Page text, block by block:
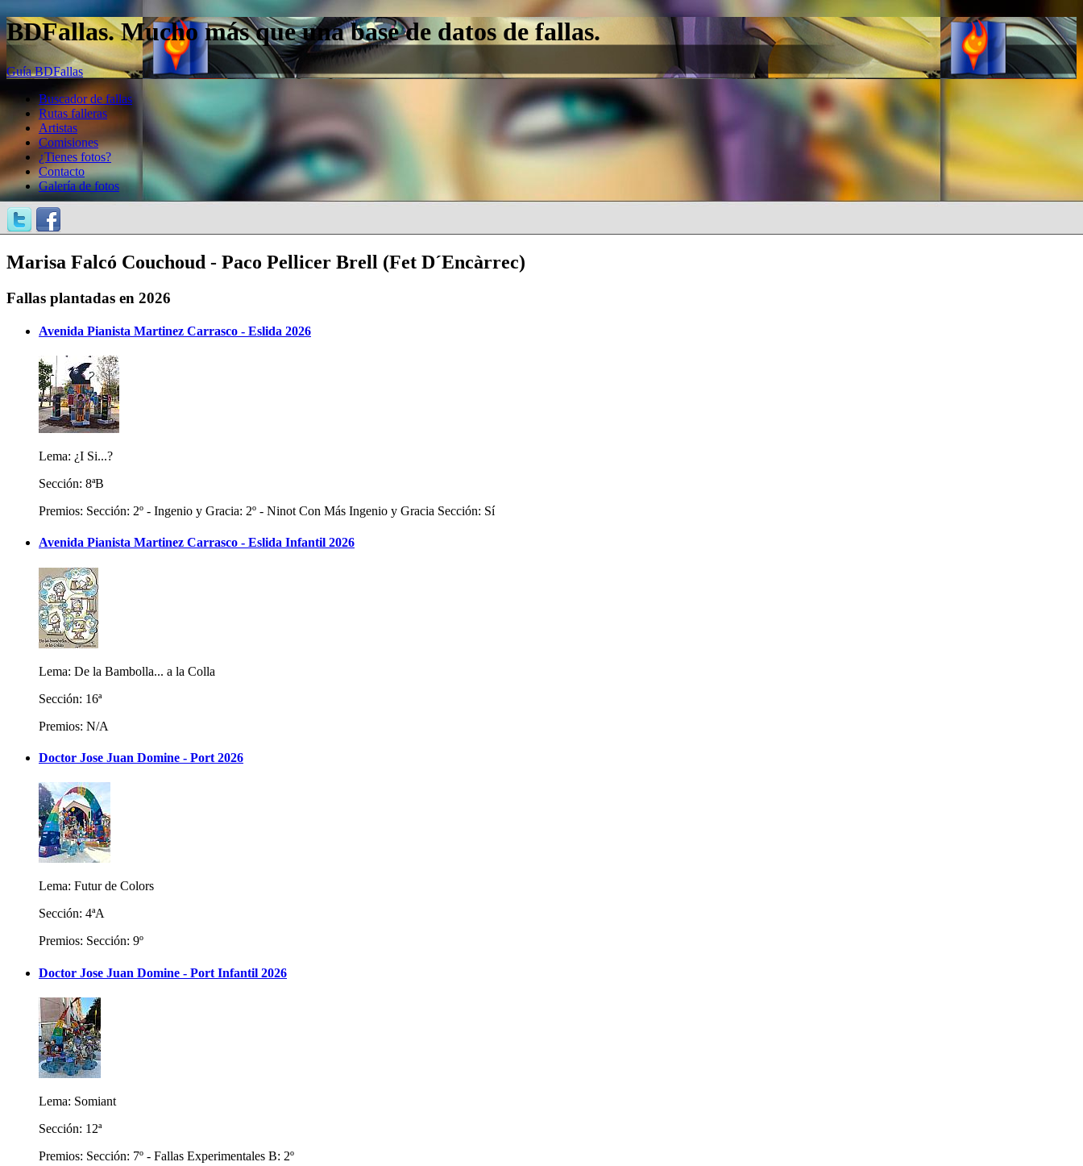
BDFallas. Mucho más que una base de datos de fallas.
Guía BDFallas
Buscador de fallas
Rutas falleras
Artistas
Comisiones
¿Tienes fotos?
Contacto
Galería de fotos
Marisa Falcó Couchoud - Paco Pellicer Brell (Fet D´Encàrrec)
Fallas plantadas en 2026
Avenida Pianista Martinez Carrasco - Eslida 2026
Lema: ¿I Si...?
Sección: 8ªB
Premios: Sección: 2º - Ingenio y Gracia: 2º - Ninot Con Más Ingenio y Gracia Sección: Sí
Avenida Pianista Martinez Carrasco - Eslida Infantil 2026
Lema: De la Bambolla... a la Colla
Sección: 16ª
Premios: N/A
Doctor Jose Juan Domine - Port 2026
Lema: Futur de Colors
Sección: 4ªA
Premios: Sección: 9º
Doctor Jose Juan Domine - Port Infantil 2026
Lema: Somiant
Sección: 12ª
Premios: Sección: 7º - Fallas Experimentales B: 2º